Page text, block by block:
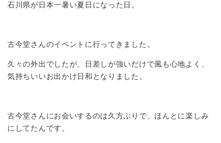
石川県が日本一暑い夏日になった日。
古今堂さんのイベントに行ってきました。
久々の外出でしたが、日差しが強いだけで風も心地よく、
気持ちいいお出かけ日和となりました。
古今堂さんにお会いするのは久方ぶりで、ほんとに楽しみ
にしてたんです。